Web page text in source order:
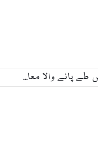
حرمین شریفین کے سائے میں طے پانے والا معاہدہ اگلی نسلوں کیلئے امن کی ڈھال ثابت ہو، وزیراعظم